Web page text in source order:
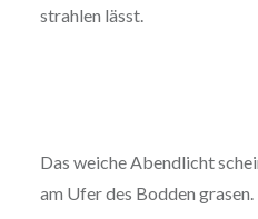
strahlen lässt.
Das weiche Abendlicht
am Ufer des Bodden